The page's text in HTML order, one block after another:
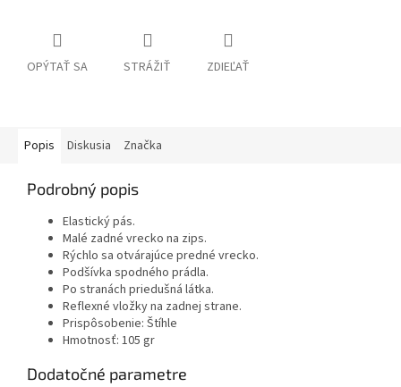
OPÝTAŤ SA STRÁŽIŤ ZDIEĽAŤ
Popis Diskusia Značka
Podrobný popis
Elastický pás.
Malé zadné vrecko na zips.
Rýchlo sa otvárajúce predné vrecko.
Podšívka spodného prádla.
Po stranách priedušná látka.
Reflexné vložky na zadnej strane.
Prispôsobenie: Štíhle
Hmotnosť: 105 gr
Dodatočné parametre